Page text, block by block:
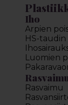
Iho
Arpien
HS-taudin
Luomien
Rasvaimu